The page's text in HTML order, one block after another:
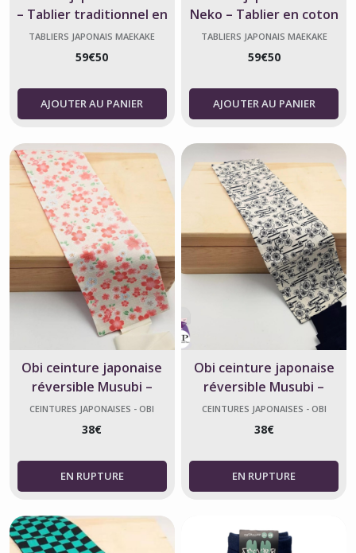
– Tablier traditionnel en
coton
TABLIERS JAPONAIS MAEKAKE
59€50
AJOUTER AU PANIER
Neko – Tablier en coton
porte-bonheur
TABLIERS JAPONAIS MAEKAKE
59€50
AJOUTER AU PANIER
Obi ceinture japonaise
réversible Musubi –
Sakura – Made in France
CEINTURES JAPONAISES - OBI
38€
Obi ceinture japonaise
réversible Musubi –
Prunier – Made in France
CEINTURES JAPONAISES - OBI
38€